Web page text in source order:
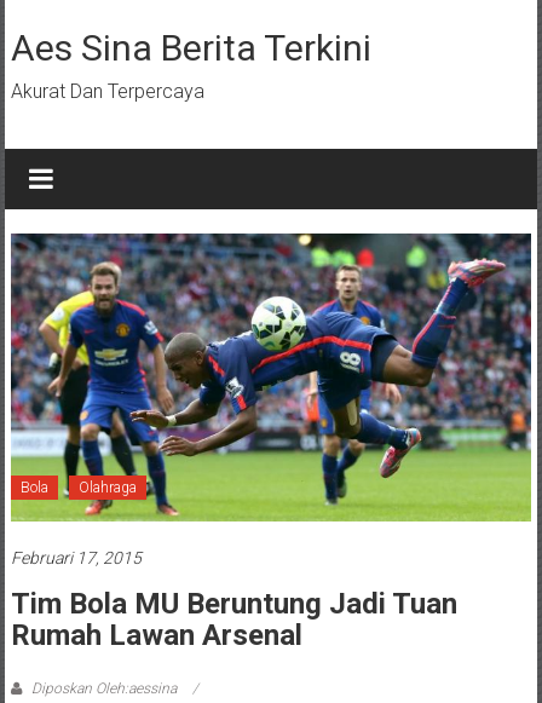
ke
konten
Aes Sina Berita Terkini
Akurat Dan Terpercaya
Bola Olahraga
Februari 17, 2015
Tim Bola MU Beruntung Jadi Tuan
Rumah Lawan Arsenal
Diposkan Oleh:aessina